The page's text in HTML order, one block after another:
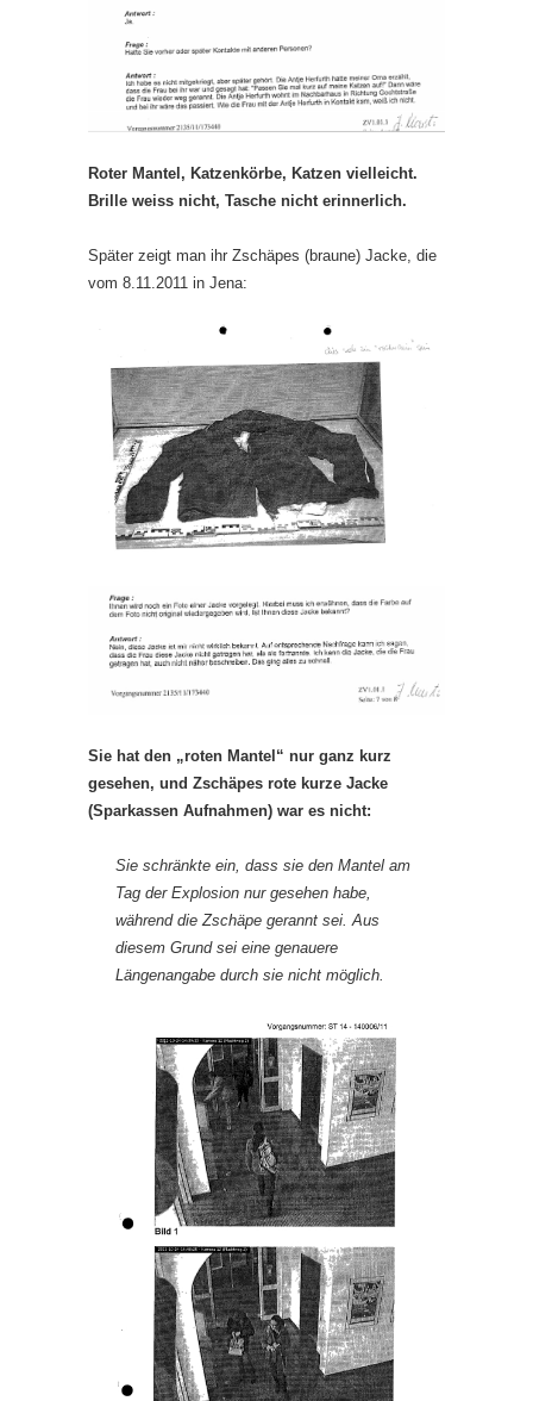
Roter Mantel, Katzenkörbe, Katzen vielleicht.
Brille weiss nicht, Tasche nicht erinnerlich.
Später zeigt man ihr Zschäpes (braune) Jacke, die
vom 8.11.2011 in Jena:
Sie hat den „roten Mantel“ nur ganz kurz
gesehen, und Zschäpes rote kurze Jacke
(Sparkassen Aufnahmen) war es nicht:
Sie schränkte ein, dass sie den Mantel am
Tag der Explosion nur gesehen habe,
während die Zschäpe gerannt sei. Aus
diesem Grund sei eine genauere
Längenangabe durch sie nicht möglich.